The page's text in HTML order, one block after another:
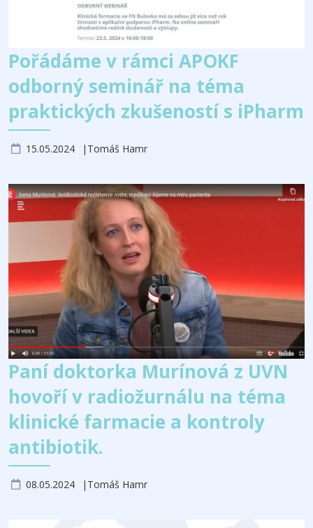
Pořádáme v rámci APOKF
odborný seminář na téma
praktických zkušeností s iPharm
15.05.2024 Tomáš Hamr
Paní doktorka Murínová z UVN
hovoří v radiožurnálu na téma
klinické farmacie a kontroly
antibiotik.
08.05.2024 Tomáš Hamr